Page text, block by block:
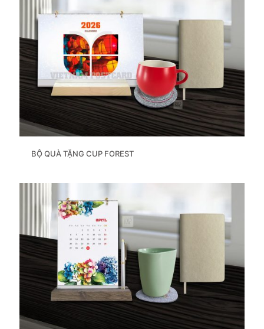
BỘ QUÀ TẶNG CUP FOREST